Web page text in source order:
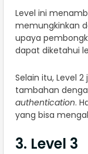
Level ini
memungkinkan
upaya
dapat diketahui
Selain itu, Level
tambahan
authentication.
yang bisa
3. Level 3